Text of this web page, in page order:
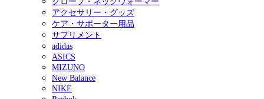
アクセサリー・グッズ
ケア・サポーター用品
サプリメント
adidas
ASICS
MIZUNO
New Balance
NIKE